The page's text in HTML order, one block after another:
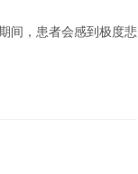
间，患者会感到极度悲